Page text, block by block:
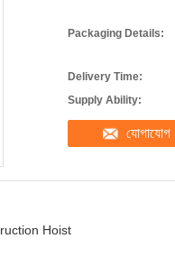
Packaging Details:
Delivery Time:
Supply Ability:
যোগাযোগ
Hoist